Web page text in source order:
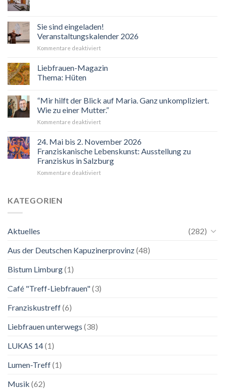
Sie sind eingeladen!
Veranstaltungskalender 2026
Kommentare deaktiviertfür
sind
Liebfrauen-Magazin
Thema: Hüten
“Mir hilft der Blick auf Maria. Ganz unkompliziert.
Wie zu einer Mutter.”
Kommentare deaktiviertfür
hilft
Blick
auf
Maria.
24. Mai bis 2. November 2026
Franziskanische Lebenskunst: Ausstellung zu
Franziskus in Salzburg
Kommentare deaktiviertfür
Ausstellung
KATEGORIEN
Aktuelles
(282)
Aus der Deutschen Kapuzinerprovinz(48)
Bistum Limburg(1)
Café "Treff-Liebfrauen"(3)
Franziskustreff(6)
Liebfrauen unterwegs (38)
LUKAS 14(1)
Lumen-Treff(1)
Musik (62)